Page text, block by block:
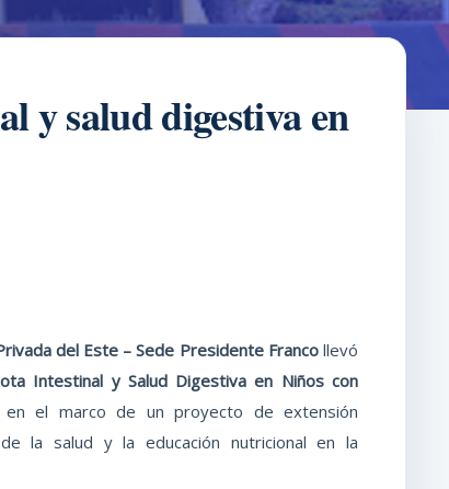
y salud digestiva en
del Este – Sede Presidente Francollevó
Intestinal y Salud Digestiva en Niños con
el marco de un proyecto de extensión
la salud y la educación nutricional en la